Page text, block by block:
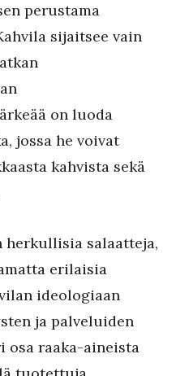
perustama
sijaitsee vain
on luoda
jossa he voivat
kahvista sekä
herkullisia salaatteja,
erilaisia
ideologiaan
ja palveluiden
osa raaka-aineista